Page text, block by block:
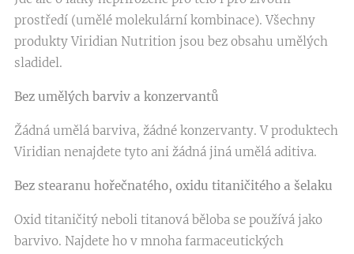
prostředí (umělé molekulární kombinace). Všechny
produkty Viridian Nutrition jsou bez obsahu umělých
sladidel.
Bez umělých barviv a konzervantů
Žádná umělá barviva, žádné konzervanty. V produktech
Viridian nenajdete tyto ani žádná jiná umělá aditiva.
Bez stearanu hořečnatého, oxidu titaničitého a šelaku
Oxid titaničitý neboli titanová běloba se používá jako
barvivo. Najdete ho v mnoha farmaceutických